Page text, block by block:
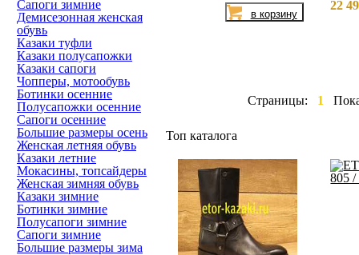
Сапоги зимние
Демисезонная женская
обувь
Казаки туфли
Казаки полусапожки
Казаки сапоги
Чопперы, мотообувь
Ботинки осенние
Полусапожки осенние
Сапоги осенние
Большие размеры осень
Женская летняя обувь
Казаки летние
Мокасины, топсайдеры
Женская зимняя обувь
Казаки зимние
Ботинки зимние
Полусапоги зимние
Сапоги зимние
Большие размеры зима
22
Страницы: 1
Топ каталога